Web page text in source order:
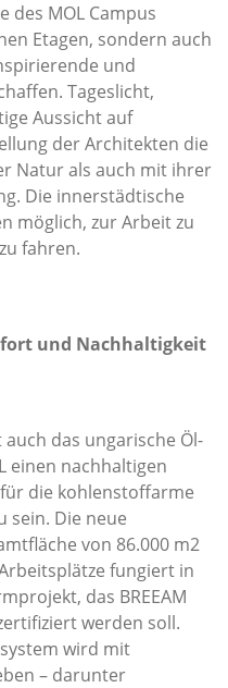
des MOL Campus
Etagen, sondern auch
und
Tageslicht,
Aussicht auf
der Architekten die
Natur als auch mit ihrer
Die innerstädtische
möglich, zur Arbeit zu
fahren.
und Nachhaltigkeit
das ungarische Öl-
einen nachhaltigen
die kohlenstoffarme
sein. Die neue
von 86.000 m2
fungiert in
das BREEAM
werden soll.
wird mit
– darunter